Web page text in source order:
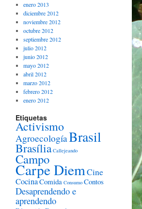
enero 2013
diciembre 2012
noviembre 2012
octubre 2012
septiembre 2012
julio 2012
junio 2012
mayo 2012
abril 2012
marzo 2012
febrero 2012
enero 2012
Etiquetas
Activismo
AgroecologíaBrasil
Brasília Callejeando
Campo
Carpe DiemCine
CocinaComida Consumo Contos
Desaprendendo e
aprendendo